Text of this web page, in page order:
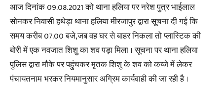
आज दिनांक 09.08.2021 को थाना हलिया पर नरेश पुत्र भाईलाल
सोनकर निवासी हथेड़ा थाना हलिया मीरजापुर द्वारा सूचना दी गई कि
समय करीब 07.00 बजे,जब वह घर से बाहर निकला तो प्लास्टिक की
बोरी में एक नवजात शिशु का शव पड़ा मिला । सूचना पर थाना हलिया
पुलिस द्वारा मौके पर पहुंचकर मृतक शिशु के शव को कब्जे में लेकर
पंचायतनाम भरकर नियमानुसार अग्रिम कार्यवाही की जा रही है ।